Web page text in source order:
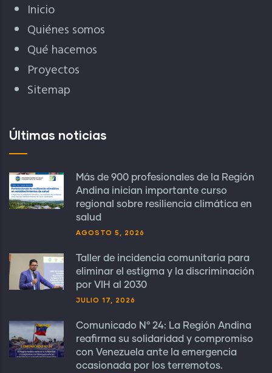
Inicio
Quiénes somos
Qué hacemos
Proyectos
Sitemap
Últimas noticias
Más de 900 profesionales de la Región
Andina inician importante curso
regional sobre resiliencia climática en
salud
AGOSTO 5, 2026
Taller de incidencia comunitaria para
eliminar el estigma y la discriminación
por VIH al 2030
JULIO 17, 2026
Comunicado N° 24: La Región Andina
reafirma su solidaridad y compromiso
con Venezuela ante la emergencia
ocasionada por los terremotos.